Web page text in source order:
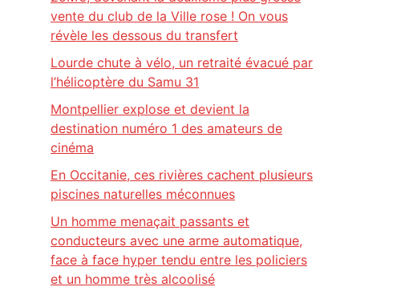
vente du club de la Ville rose ! On vous
révèle les dessous du transfert
Lourde chute à vélo, un retraité évacué par
l’hélicoptère du Samu 31
Montpellier explose et devient la
destination numéro 1 des amateurs de
cinéma
En Occitanie, ces rivières cachent plusieurs
piscines naturelles méconnues
Un homme menaçait passants et
conducteurs avec une arme automatique,
face à face hyper tendu entre les policiers
et un homme très alcoolisé